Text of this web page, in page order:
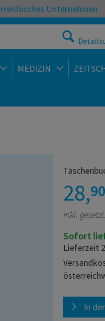
Unternehmen
MEDIZIN
28,90
inkl.
Sofort
Lieferzeit
In